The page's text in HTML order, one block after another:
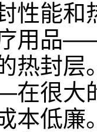
性能
品——
热封层
大的
本低廉